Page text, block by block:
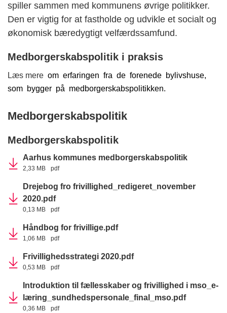
spiller sammen med kommunens øvrige politikker.
Den er vigtig for at fastholde og udvikle et socialt og
økonomisk bæredygtigt velfærdssamfund.
Medborgerskabspolitik i praksis
Læs mere om erfaringen fra de forenede bylivshuse,
som bygger på medborgerskabspolitikken.
Medborgerskabspolitik
Medborgerskabspolitik
Aarhus kommunes medborgerskabspolitik
2,33 MB pdf
Drejebog fro frivillighed_redigeret_november
2020.pdf
0,13 MB pdf
Håndbog for frivillige.pdf
1,06 MB pdf
Frivillighedsstrategi 2020.pdf
0,53 MB pdf
Introduktion til fællesskaber og frivillighed i mso_e-
læring_sundhedspersonale_final_mso.pdf
0,36 MB pdf